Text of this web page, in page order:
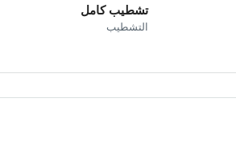
تشطيب كامل
التشطيب